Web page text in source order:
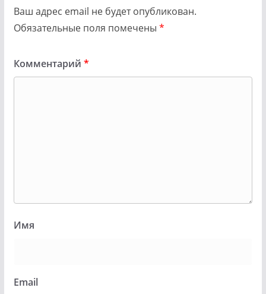
Ваш адрес email не будет опубликован.
Обязательные поля помечены *
Комментарий *
Имя
Email